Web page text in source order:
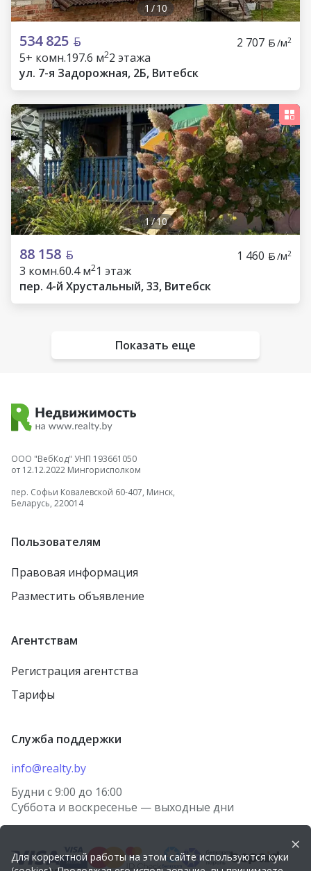
1 /10
534 825 2 707 /м2
5+ комн.197.6 м22 этажа
ул. 7-я Задорожная, 2Б, Витебск
1/10
88 158 1 460 /м2
3 комн.60.4 м21 этаж
пер. 4-й Хрустальный, 33, Витебск
Показать еще
ООО "ВебКод" УНП 193661050
от 12.12.2022 Мингорисполком
пер. Софьи Ковалевской 60-407, Минск,
Беларусь, 220014
Пользователям
Правовая информация
Разместить объявление
Агентствам
Регистрация агентства
Тарифы
Служба поддержки
info@realty.by
Будни с 9:00 до 16:00
Суббота и воскресенье — выходные дни
×
Для корректной работы на этом сайте используются куки